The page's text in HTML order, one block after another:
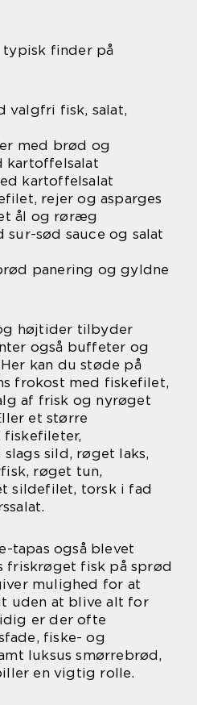
typisk finder på
valgfri fisk, salat,
med brød og
kartoffelsalat
kartoffelsalat
rejer og asparges
ål og røræg
sur-sød sauce og salat
panering og gyldne
højtider tilbyder
også buffeter og
kan du støde på
frokost med fiskefilet,
af frisk og nyrøget
et større
fiskefileter,
sild, røget laks,
røget tun,
sildefilet, torsk i fad
tapas også blevet
friskrøget fisk på sprød
mulighed for at
uden at blive alt for
er der ofte
fiske- og
luksus smørrebrød,
en vigtig rolle.